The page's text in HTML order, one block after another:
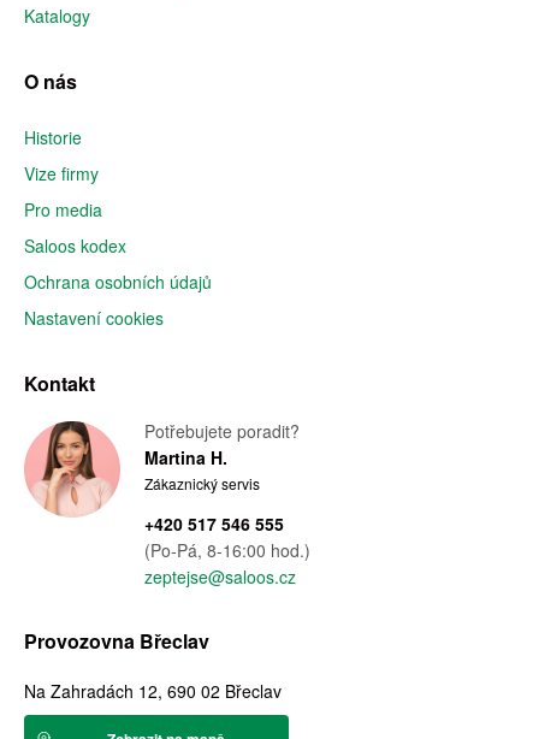
Katalogy
O nás
Historie
Vize firmy
Pro media
Saloos kodex
Ochrana osobních údajů
Nastavení cookies
Kontakt
Potřebujete poradit?
Martina H.
Zákaznický servis
+420 517 546 555
(Po-Pá, 8-16:00 hod.)
zeptejse@saloos.cz
Provozovna Břeclav
Na Zahradách 12, 690 02 Břeclav